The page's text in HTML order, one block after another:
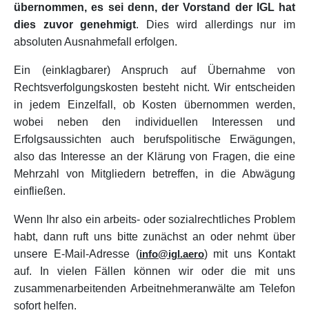
übernommen, es sei denn, der Vorstand der IGL hat
dies zuvor genehmigt. Dies wird allerdings nur im
absoluten Ausnahmefall erfolgen.
Ein (einklagbarer) Anspruch auf Übernahme von
Rechtsverfolgungskosten besteht nicht. Wir entscheiden
in jedem Einzelfall, ob Kosten übernommen werden,
wobei neben den individuellen Interessen und
Erfolgsaussichten auch berufspolitische Erwägungen,
also das Interesse an der Klärung von Fragen, die eine
Mehrzahl von Mitgliedern betreffen, in die Abwägung
einfließen.
Wenn Ihr also ein arbeits- oder sozialrechtliches Problem
habt, dann ruft uns bitte zunächst an oder nehmt über
unsere E-Mail-Adresse (info@igl.aero) mit uns Kontakt
auf. In vielen Fällen können wir oder die mit uns
zusammenarbeitenden Arbeitnehmeranwälte am Telefon
sofort helfen.